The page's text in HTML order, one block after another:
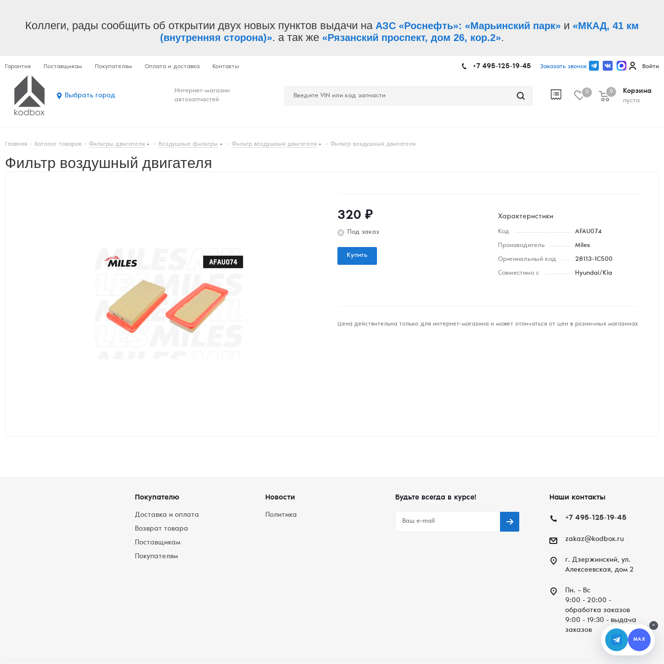
Коллеги, рады сообщить об открытии двух новых пунктов выдачи на АЗС «Роснефть»: «Марьинский парк» и «МКАД, 41 км
(внутренняя сторона)». а так же «Рязанский проспект, дом 26, кор.2».
Гарантия Поставщикам Покупателям Оплата и доставка Контакты +7 495-125-19-45 Заказать звонок Войти
Выбрать город
Интернет-магазин
автозапчастей
0
Корзина
пуста
0
Главная - Каталог товаров - Фильтры двигателя - Воздушные фильтры - Фильтр воздушный двигателя - Фильтр воздушный двигателя
Фильтр воздушный двигателя
320 ₽
Под заказ
Купить
Характеристики
Код AFAU074
Производитель Miles
Оригинальный код 28113-1C500
Совместимо с Hyundai/Kia
Цена действительна только для интернет-магазина и может отличаться от цен в розничных магазинах
Покупателю
Доставка и оплата
Возврат товара
Поставщикам
Покупателям
Новости
Политика
Будьте всегда в курсе! Наши контакты
+7 495-125-19-45
zakaz@kodbox.ru
г. Дзержинский, ул.
Алексеевская, дом 2
Пн. – Вc
9:00 - 20:00 -
обработка заказов
9:00 - 19:30 - выдача
заказов
×
MAX